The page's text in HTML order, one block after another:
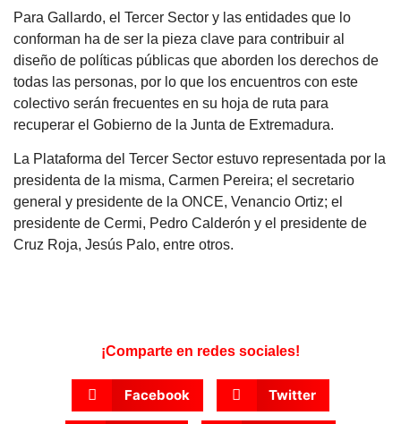
Para Gallardo, el Tercer Sector y las entidades que lo
conforman ha de ser la pieza clave para contribuir al
diseño de políticas públicas que aborden los derechos de
todas las personas, por lo que los encuentros con este
colectivo serán frecuentes en su hoja de ruta para
recuperar el Gobierno de la Junta de Extremadura.
La Plataforma del Tercer Sector estuvo representada por la
presidenta de la misma, Carmen Pereira; el secretario
general y presidente de la ONCE, Venancio Ortiz; el
presidente de Cermi, Pedro Calderón y el presidente de
Cruz Roja, Jesús Palo, entre otros.
¡Comparte en redes sociales!
Facebook Twitter